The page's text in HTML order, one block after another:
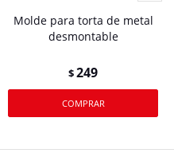
Molde para torta de metal
desmontable
$249